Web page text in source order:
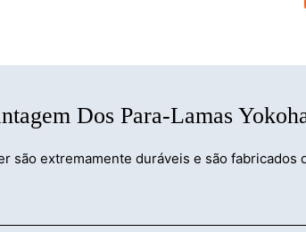
Dos Para-Lamas
são extremamente duráveis e são fabricados